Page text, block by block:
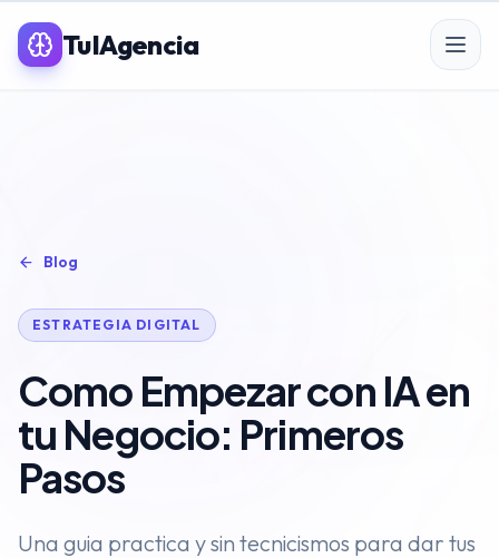
TuIAgencia
SEO para eCommerce
Linkbuilding & PR
SEO Local
Auditoría SEO
Blog
ESTRATEGIA DIGITAL
Como Empezar con IA en
tu Negocio: Primeros
Pasos
Una guia practica y sin tecnicismos para dar tus